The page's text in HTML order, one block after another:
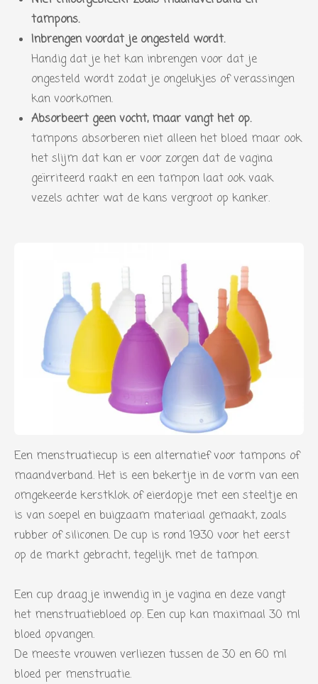
tampons.
Inbrengen voordat je ongesteld wordt.
Handig dat je het kan inbrengen voor dat je
ongesteld wordt zodat je ongelukjes of verassingen
kan voorkomen.
Absorbeert geen vocht, maar vangt het op.
tampons absorberen niet alleen het bloed maar ook
het slijm dat kan er voor zorgen dat de vagina
geïrriteerd raakt en een tampon laat ook vaak
vezels achter wat de kans vergroot op kanker.
Een menstruatiecup is een alternatief voor tampons of
maandverband. Het is een bekertje in de vorm van een
omgekeerde kerstklok of eierdopje met een steeltje en
is van soepel en buigzaam materiaal gemaakt, zoals
rubber of siliconen. De cup is rond 1930 voor het eerst
op de markt gebracht, tegelijk met de tampon.
Een cup draag je inwendig in je vagina en deze vangt
het menstruatiebloed op. Een cup kan maximaal 30 ml
bloed opvangen.
De meeste vrouwen verliezen tussen de 30 en 60 ml
bloed per menstruatie.